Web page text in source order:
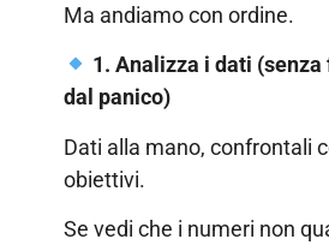
Ma andiamo con ordine.
1. Analizza i dati
dal panico)
Dati alla mano, confrontali
obiettivi.
Se vedi che i numeri non